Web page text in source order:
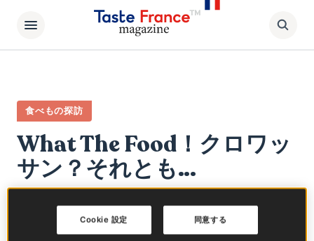
食べもの探訪
What The Food！クロワッ
サン？それとも…
フランスの代表的なパンと言えば、クロワッサ
同意する
Cookie 設定